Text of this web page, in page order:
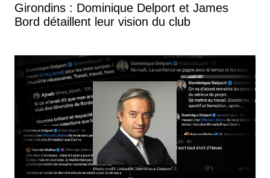
Girondins : Dominique Delport et James
Bord détaillent leur vision du club